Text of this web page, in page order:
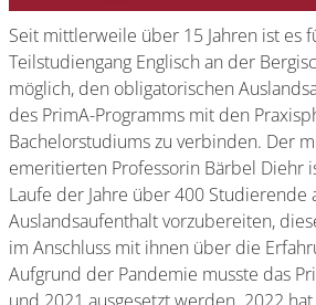
Seit mittlerweile über 15 Jahren ist es
Teilstudiengang Englisch an der
möglich, den obligatorischen
des PrimA-Programms mit den
Bachelorstudiums zu verbinden. Der
emeritierten Professorin Bärbel Diehr
Laufe der Jahre über 400 Studierende
Auslandsaufenthalt vorzubereiten,
im Anschluss mit ihnen über die
Aufgrund der Pandemie musste das